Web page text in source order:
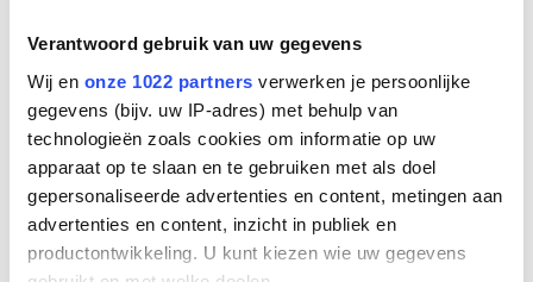
Verantwoord gebruik van uw gegevens
Wij en onze 1022 partners verwerken je persoonlijke
gegevens (bijv. uw IP-adres) met behulp van
technologieën zoals cookies om informatie op uw
apparaat op te slaan en te gebruiken met als doel
gepersonaliseerde advertenties en content, metingen aan
advertenties en content, inzicht in publiek en
productontwikkeling. U kunt kiezen wie uw gegevens
€ 74,95 (€ 90,69 incl.btw)
€64,14 (€ 77 ,61 incl.btw )
Bestel
De N530 IPPRO is hetDECTIP-basisstation voor kleine